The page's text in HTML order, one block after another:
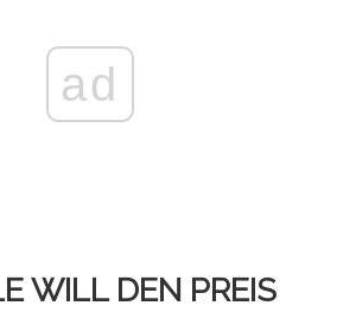
ad
WILL DEN PREIS